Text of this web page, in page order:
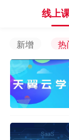
线上
新增 热